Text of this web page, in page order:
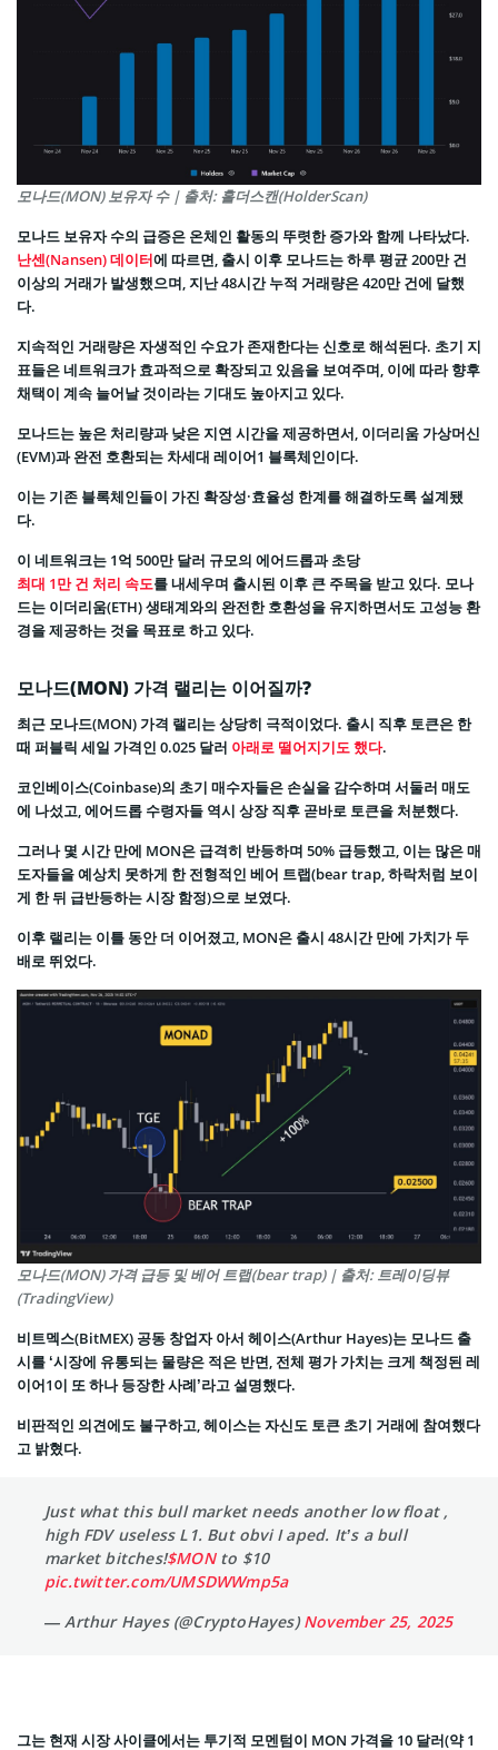
모나드(MON) 보유자 수 | 출처: 홀더스캔(HolderScan)
모나드 보유자 수의 급증은 온체인 활동의 뚜렷한 증가와 함께 나타났다.
난센(Nansen) 데이터에 따르면, 출시 이후 모나드는 하루 평균 200만 건
이상의 거래가 발생했으며, 지난 48시간 누적 거래량은 420만 건에 달했
다.
지속적인 거래량은 자생적인 수요가 존재한다는 신호로 해석된다. 초기 지
표들은 네트워크가 효과적으로 확장되고 있음을 보여주며, 이에 따라 향후
채택이 계속 늘어날 것이라는 기대도 높아지고 있다.
모나드는 높은 처리량과 낮은 지연 시간을 제공하면서, 이더리움 가상머신
(EVM)과 완전 호환되는 차세대 레이어1 블록체인이다.
이는 기존 블록체인들이 가진 확장성·효율성 한계를 해결하도록 설계됐
다.
이 네트워크는 1억 500만 달러 규모의 에어드롭과 초당
최대 1만 건 처리 속도를 내세우며 출시된 이후 큰 주목을 받고 있다. 모나
드는 이더리움(ETH) 생태계와의 완전한 호환성을 유지하면서도 고성능 환
경을 제공하는 것을 목표로 하고 있다.
모나드(MON) 가격 랠리는 이어질까?
최근 모나드(MON) 가격 랠리는 상당히 극적이었다. 출시 직후 토큰은 한
때 퍼블릭 세일 가격인 0.025 달러 아래로 떨어지기도 했다.
코인베이스(Coinbase)의 초기 매수자들은 손실을 감수하며 서둘러 매도
에 나섰고, 에어드롭 수령자들 역시 상장 직후 곧바로 토큰을 처분했다.
그러나 몇 시간 만에 MON은 급격히 반등하며 50% 급등했고, 이는 많은 매
도자들을 예상치 못하게 한 전형적인 베어 트랩(bear trap, 하락처럼 보이
게 한 뒤 급반등하는 시장 함정)으로 보였다.
이후 랠리는 이틀 동안 더 이어졌고, MON은 출시 48시간 만에 가치가 두
배로 뛰었다.
모나드(MON) 가격 급등 및 베어 트랩(bear trap) | 출처: 트레이딩뷰
(TradingView)
비트멕스(BitMEX) 공동 창업자 아서 헤이스(Arthur Hayes)는 모나드 출
시를 ‘시장에 유통되는 물량은 적은 반면, 전체 평가 가치는 크게 책정된 레
이어1이 또 하나 등장한 사례’라고 설명했다.
비판적인 의견에도 불구하고, 헤이스는 자신도 토큰 초기 거래에 참여했다
고 밝혔다.
Just what this bull market needs another low float ,
high FDV useless L1. But obvi I aped. It’s a bull
market bitches!$MONto $10
pic.twitter.com/UMSDWWmp5a
— Arthur Hayes (@CryptoHayes)November 25, 2025
그는 현재 시장 사이클에서는 투기적 모멘텀이 MON 가격을 10 달러(약 1